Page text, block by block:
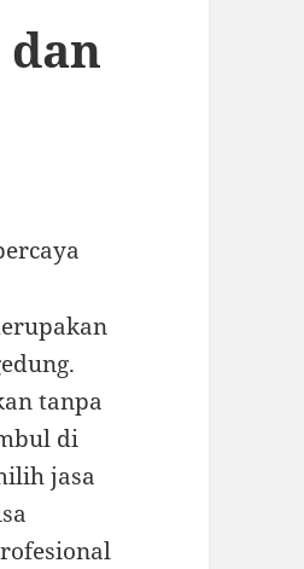
tanpa
di
jasa